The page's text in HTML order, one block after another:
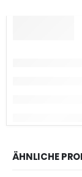
ÄHNLICHE